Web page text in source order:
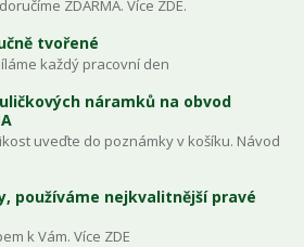
ZDARMA. Více ZDE.
tvořené
každý pracovní den
náramků na obvod
uveďte do poznámky v košíku. Návod
používáme nejkvalitnější pravé
k Vám. Více ZDE